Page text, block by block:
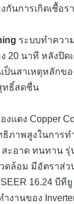
กันการเกิดเชื้อ
ระบบทำควา
20 นาที หลังปิดเ
นสาเหตุหลักขอ
ทธิ์สดชื่น
งแดง Copper
ภาพสูงในการทำ
สะอาด ทนทาน
วดล้อม มีอัตราส่
16.24 บีที
ำงานของ